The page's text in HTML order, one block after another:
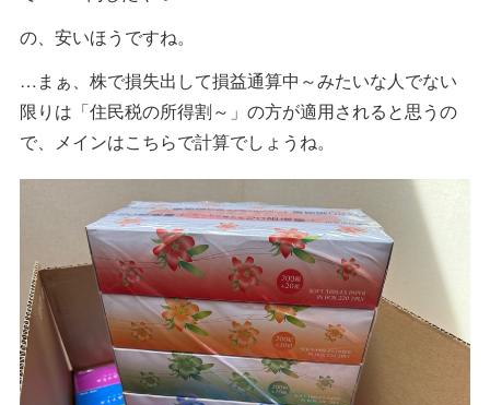
の、安いほうですね。
…まぁ、株で損失出して損益通算中～みたいな人でない
限りは「住民税の所得割～」の方が適用されると思うの
で、メインはこちらで計算でしょうね。